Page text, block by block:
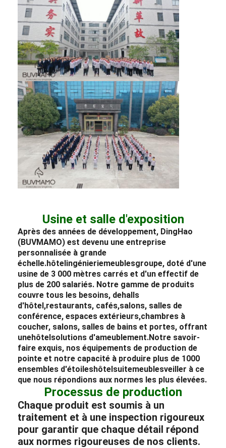
Usine et salle d'exposition
Après des années de développement, DingHao
(BUVMAMO) est devenu une entreprise
personnalisée à grande
échelle.hôtelingénieriemeublesgroupe, doté d'une
usine de 3 000 mètres carrés et d'un effectif de
plus de 200 salariés. Notre gamme de produits
couvre tous les besoins, dehalls
d'hôtel,restaurants, cafés,salons, salles de
conférence, espaces extérieurs,chambres à
coucher, salons, salles de bains et portes, offrant
unehôtelsolutions d'ameublement.Notre savoir-
faire exquis, nos équipements de production de
pointe et notre capacité à produire plus de 1000
ensembles d'étoileshôtelsuitemeublesveiller à ce
que nous répondions aux normes les plus élevées.
Processus de production
Chaque produit est soumis à un
traitement et à une inspection rigoureux
pour garantir que chaque détail répond
aux normes rigoureuses de nos clients.